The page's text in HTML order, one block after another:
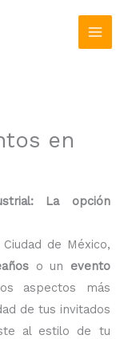
en
La opción
de México,
o un evento
aspectos más
de tus invitados
al estilo de tu